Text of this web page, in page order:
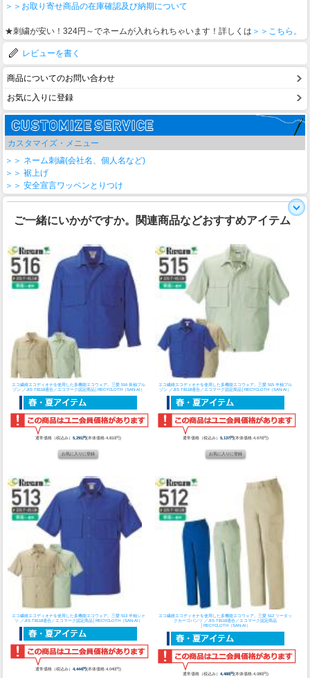
＞＞お取り寄せ商品の在庫確認及び納期について
★刺繍が安い！324円～でネームが入れられちゃいます！詳しくは ＞＞こちら。
レビューを書く
商品についてのお問い合わせ
お気に入りに登録
カスタマイズ・メニュー
＞＞ ネーム刺繍(会社名、個人名など)
＞＞ 裾上げ
＞＞ 安全宣言ワッペンとりつけ
ご一緒にいかがですか。関連商品などおすすめアイテム
エコ繊維エコディオナを使用した多機能エコウェア。 三愛 516 長袖ブル
ゾン ／JIS T8118適合／エコマーク認定商品│RECYCLOTH（SAN-AI）
通常価格（税込み）5,291円(本体価格:4,810円)
エコ繊維エコディオナを使用した多機能エコウェア。三愛 515 半袖ブル
ゾン ／JIS T8118適合／エコマーク認定商品│RECYCLOTH（SAN-AI）
通常価格（税込み） 5,137円(本体価格:4,670円)
エコ繊維エコディオナを使用した多機能エコウェア。 三愛 513 半袖シャ
ツ ／JIS T8118適合／エコマーク認定商品│RECYCLOTH（SAN-AI）
通常価格（税込み）4,444円(本体価格:4,040円)
エコ繊維エコディオナを使用した多機能エコウェア。三愛 512 ツータッ
クカーゴパンツ ／JIS T8118適合／エコマーク認定商品
│RECYCLOTH（SAN-AI）
通常価格（税込み） 4,488円(本体価格:4,080円)